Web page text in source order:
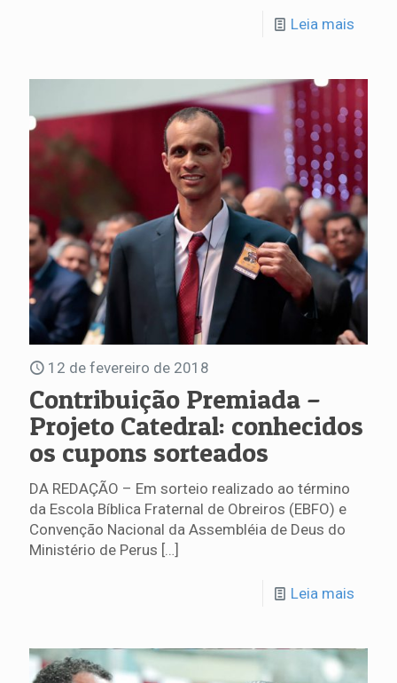
Leia mais
12 de fevereiro de 2018
Contribuição Premiada –
Projeto Catedral: conhecidos
os cupons sorteados
DA REDAÇÃO – Em sorteio realizado ao término
da Escola Bíblica Fraternal de Obreiros (EBFO) e
Convenção Nacional da Assembléia de Deus do
Ministério de Perus […]
Leia mais